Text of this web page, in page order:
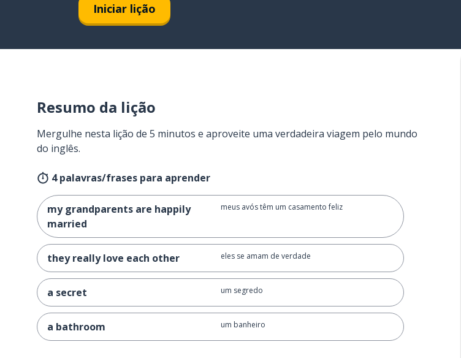
Iniciar lição
Resumo da lição
Mergulhe nesta lição de 5 minutos e aproveite uma verdadeira viagem pelo mundo
do inglês.
4 palavras/frases para aprender
my grandparents are happily
married
meus avós têm um casamento feliz
they really love each other eles se amam de verdade
a secret um segredo
a bathroom um banheiro